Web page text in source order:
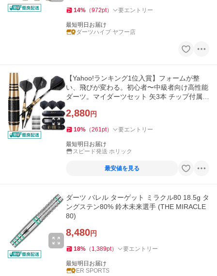
14% （972pt） 要エントリー
最短明日お届け
ダーツハイブ ヤフー店
【Yahoo!ランキング1位入賞】フォームが整
い、飛びが変わる。初心者〜中級者向け高性能
ダーツ。マイダーツセット 矢3本 チップ付属3
2,880円
10% （261pt） 要エントリー
最短明日お届け
スピード発送 ホリック
最安値を見る
ダーツ バレル ターゲット ミラクル80 18.5g タ
ングステン80% 鈴木未来選手 (THE MIRACLE
80)
8,480円
18% （ 1,389pt） 要エントリー
最短明日お届け
ER SPORTS